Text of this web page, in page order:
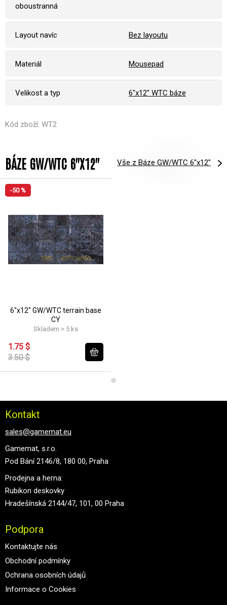
oboustranná
Layout navíc Bez layoutu
Materiál Mousepad
Velikost a typ 6"x12" WTC báze
Kód zboží: WT2
BÁZE GW/WTC 6"X12" Vše z Báze GW/WTC 6"x12"
-50 %
6"x12" GW/WTC terrain base
CY
Skladem > 5 ks
3.50 $
1.75 $
Kontakt
sales@gamemat.eu
Gamemat, s.r.o.
Pod Bání 2146/8, 180 00, Praha
Prodejna a herna:
Rubikon deskovky
Hradešínská 2144/47, 101, 00 Praha
Podpora
Kontaktujte nás
Obchodní podmínky
Ochrana osobních údajů
Informace o Cookies